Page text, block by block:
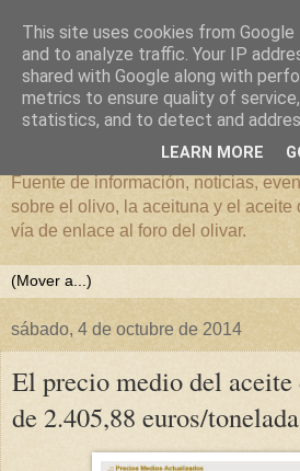
El mundo del
Fuente de información, noticias,
sobre el olivo, la aceituna y el aceite
vía de enlace al foro del olivar.
sábado, 4 de octubre de 2014
El precio medio del
de 2.405,88 euros/
This site uses cookies from
and to analyze traffic. Your IP
shared with Google along with
metrics to ensure quality of
statistics, and to detect and
LEARN MORE